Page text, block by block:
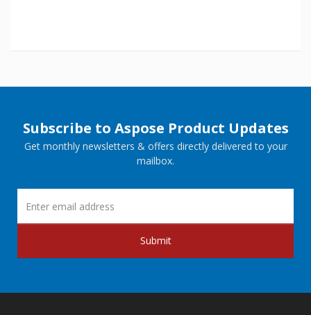
Subscribe to Aspose Product Updates
Get monthly newsletters & offers directly delivered to your
mailbox.
Submit